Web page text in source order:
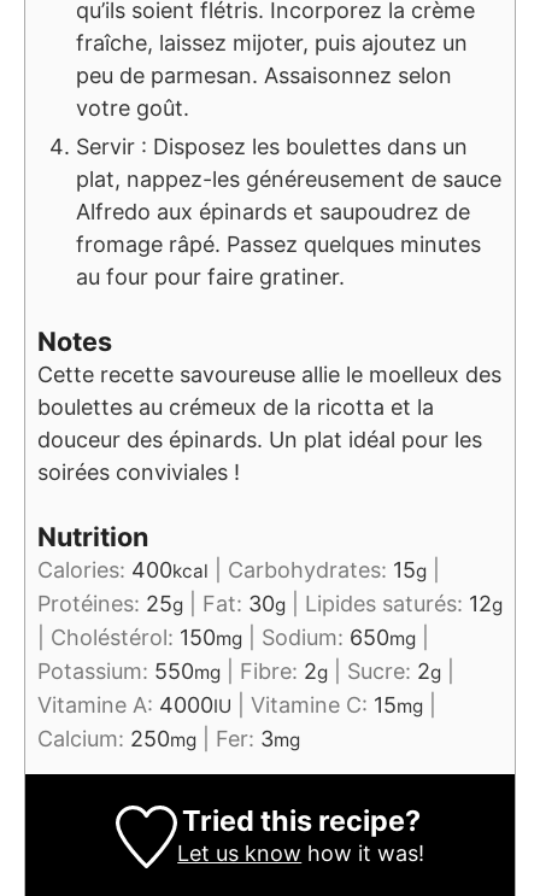
qu’ils soient flétris. Incorporez la crème
fraîche, laissez mijoter, puis ajoutez un
peu de parmesan. Assaisonnez selon
votre goût.
Servir : Disposez les boulettes dans un
plat, nappez-les généreusement de sauce
Alfredo aux épinards et saupoudrez de
fromage râpé. Passez quelques minutes
au four pour faire gratiner.
Notes
Cette recette savoureuse allie le moelleux des
boulettes au crémeux de la ricotta et la
douceur des épinards. Un plat idéal pour les
soirées conviviales !
Nutrition
Calories: 400kcal Carbohydrates: 15g
Protéines: 25g Fat: 30g Lipides saturés: 12g
Choléstérol: 150mg Sodium: 650mg
Potassium: 550mg Fibre: 2g Sucre: 2g
Vitamine A: 4000IU Vitamine C: 15mg
Calcium: 250mg Fer: 3mg
Tried this recipe?
Let us know how it was!